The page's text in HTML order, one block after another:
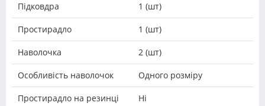
Підковдра 1 (шт)
Простирадло 1 (шт)
Наволочка 2 (шт)
Особливість наволочок Одного розміру
Простирадло на резинці Ні